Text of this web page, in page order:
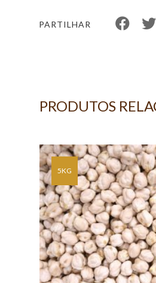
PARTILHAR
PRODUTOS
5KG